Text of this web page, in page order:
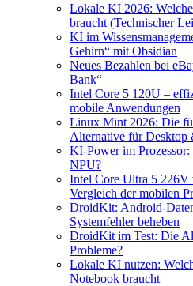
Lokale KI 2026:
braucht (Technischer
KI im
Gehirn“ mit Obsidian
Neues Bezahlen bei
Bank“
Intel Core 5 120U –
mobile Anwendungen
Linux Mint 2026: Die
Alternative für Desktop
KI-Power im Prozessor:
NPU?
Intel Core Ultra 5
Vergleich der mobilen
DroidKit: Android-
Systemfehler beheben
DroidKit im Test: Die
Probleme?
Lokale KI nutzen:
Notebook braucht